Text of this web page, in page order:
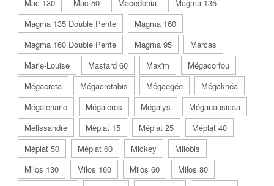
Mac 130
Mac 50 Macedonia
Magma 135
Magma 135 Double Pente
Magma 160
Magma 160 Double Pente
Magma 95
Marcas
Marie-Louise
Mastard 60 Max'm
Mégacorfou
Mégacreta
Mégacretabis Mégaegée
Mégakhéa
Mégalenaric
Mégaleros Mégalys
Méganausicaa
Melissandre
Méplat 15 Méplat 25
Méplat 40
Méplat 50
Méplat 60 Mickey
Milobis
Milos 130
Milos 160 Milos 60
Milos 80